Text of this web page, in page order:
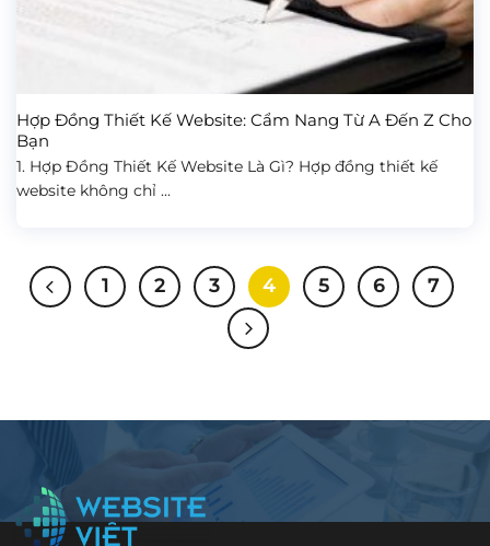
Hợp Đồng Thiết Kế Website: Cẩm Nang Từ A Đến Z Cho
Bạn
1. Hợp Đồng Thiết Kế Website Là Gì? Hợp đồng thiết kế
website không chỉ ...
1 2 3 4 5 6 7